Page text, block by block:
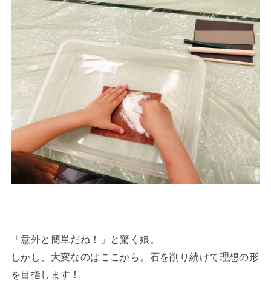
「意外と簡単だね！」と驚く娘。
しかし、大変なのはここから。石を削り続けて理想の形
を目指します！